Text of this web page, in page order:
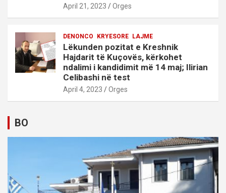
April 21, 2023 Orges
DENONCO KRYESORE LAJME
Lëkunden pozitat e Kreshnik
Hajdarit të Kuçovës, kërkohet
ndalimi i kandidimit më 14 maj; Ilirian
Celibashi në test
April 4, 2023 Orges
BO